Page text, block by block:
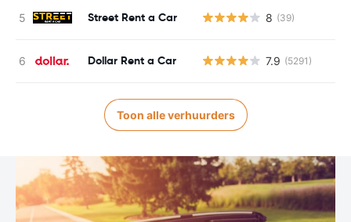
Street Rent a Car 8 (39)
Dollar Rent a Car 7.9 (5291)
Toon alle verhuurders